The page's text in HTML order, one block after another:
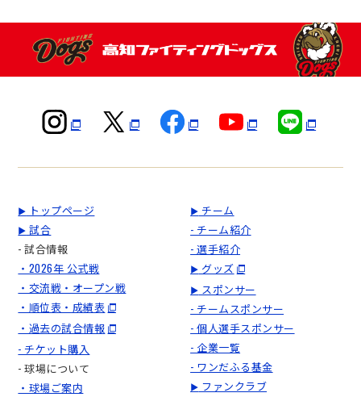
▶ トップページ
▶ 試合
- 試合情報
・2026年 公式戦
・交流戦・オープン戦
・順位表・成績表
・過去の試合情報
- チケット購入
- 球場について
・球場ご案内
▶ チーム
- チーム紹介
- 選手紹介
▶ グッズ
▶ スポンサー
- チームスポンサー
- 個人選手スポンサー
- 企業一覧
- ワンだふる基金
▶ ファンクラブ